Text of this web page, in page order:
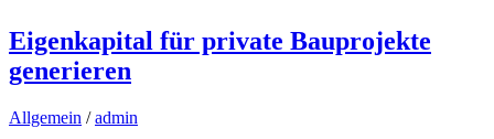
Eigenkapital für private Bauprojekte
generieren
Allgemein /admin